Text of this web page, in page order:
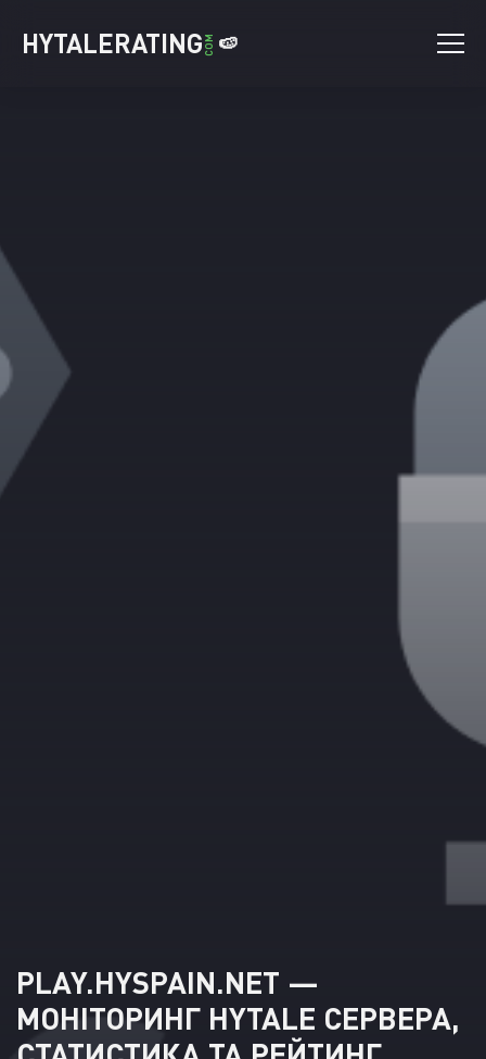
HYTALERATINGCOM 🍉
PLAY.HYSPAIN.NET —
МОНІТОРИНГ HYTALE СЕРВЕРА,